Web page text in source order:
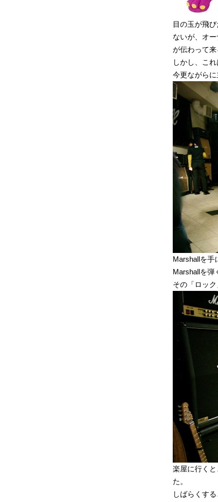
目の玉が飛
ないが、オ
が伝わって
しかし、こ
今更ながら
Marshallを手
Marshallを
その「ロッ
楽屋に行く
た。
しばらくす